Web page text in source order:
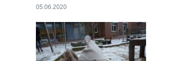
05.06.2020